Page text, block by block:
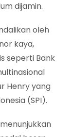
dijamin.
oleh
kaya,
seperti Bank
Henry yang
(SPI).